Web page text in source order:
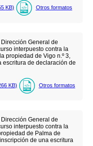
KB) Otros formatos
General de
interpuesto contra la
propiedad de Vigo n.º 3,
de declaración de
KB) Otros formatos
General de
interpuesto contra la
de Palma de
de una escritura